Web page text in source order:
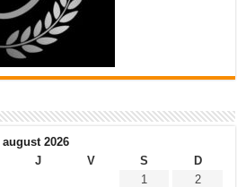
august 2026
J V S
D
1
2